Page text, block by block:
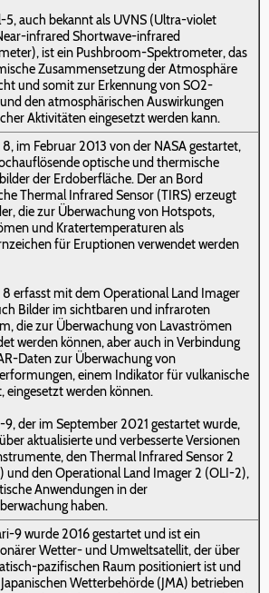
5, auch bekannt als UVNS (Ultra-violet
infrared Shortwave-infrared
ist ein Pushbroom-Spektrometer, das
Zusammensetzung der Atmosphäre
und somit zur Erkennung von SO2-
den atmosphärischen Auswirkungen
Aktivitäten eingesetzt werden kann.
8, im Februar 2013 von der NASA gestartet,
optische und thermische
der Erdoberfläche. Der an Bord
Thermal Infrared Sensor (TIRS) erzeugt
die zur Überwachung von Hotspots,
und Kratertemperaturen als
für Eruptionen verwendet werden
8 erfasst mit dem Operational Land Imager
Bilder im sichtbaren und infraroten
die zur Überwachung von Lavaströmen
werden können, aber auch in Verbindung
Daten zur Überwachung von
einem Indikator für vulkanische
eingesetzt werden können.
9, der im September 2021 gestartet wurde,
aktualisierte und verbesserte Versionen
den Thermal Infrared Sensor 2
und den Operational Land Imager 2 (OLI-2),
Anwendungen in der
haben.
9 wurde 2016 gestartet und ist ein
Wetter- und Umweltsatellit, der über
pazifischen Raum positioniert ist und
Wetterbehörde (JMA) betrieben